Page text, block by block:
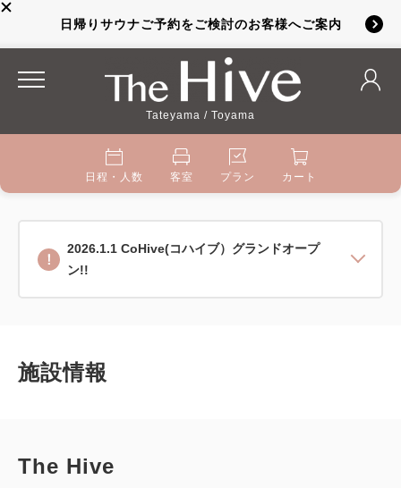
日帰りサウナご予約をご検討のお客様へご案内
Tateyama / Toyama
日程・人数 客室 プラン カート
2026.1.1 CoHive(コハイブ）グランドオープ
ン!!
施設情報
The Hive